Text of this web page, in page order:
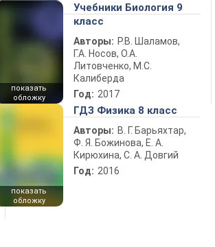
показать
обложку
Учебники Биология 9
класс
Авторы: Р.В. Шаламов,
Г.А. Носов, О.А.
Литовченко, М.С.
Калиберда
Год: 2017
показать
обложку
ГДЗ Физика 8 класс
Авторы: В. Г. Барьяхтар,
Ф. Я. Божинова, Е. А.
Кирюхина, С. А. Довгий
Год: 2016